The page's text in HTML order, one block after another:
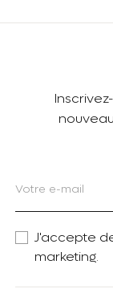
J'accepte
marketing.